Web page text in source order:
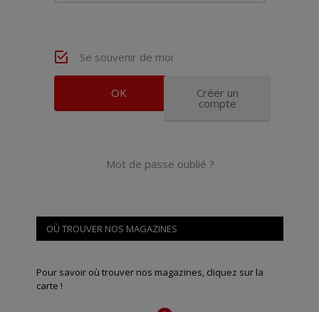
Se souvenir de moi
Créer un
compte
Mot de passe oublié ?
OÙ TROUVER NOS MAGAZINES
Pour savoir où trouver nos magazines, cliquez sur la
carte !